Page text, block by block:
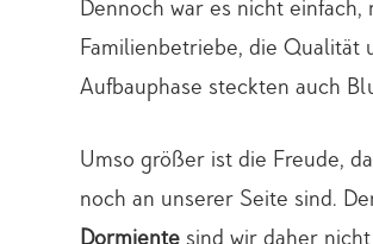
Dennoch war es nicht
Familienbetriebe, die Qualität
Aufbauphase steckten auch
Umso größer ist die Freude,
noch an unserer Seite sind.